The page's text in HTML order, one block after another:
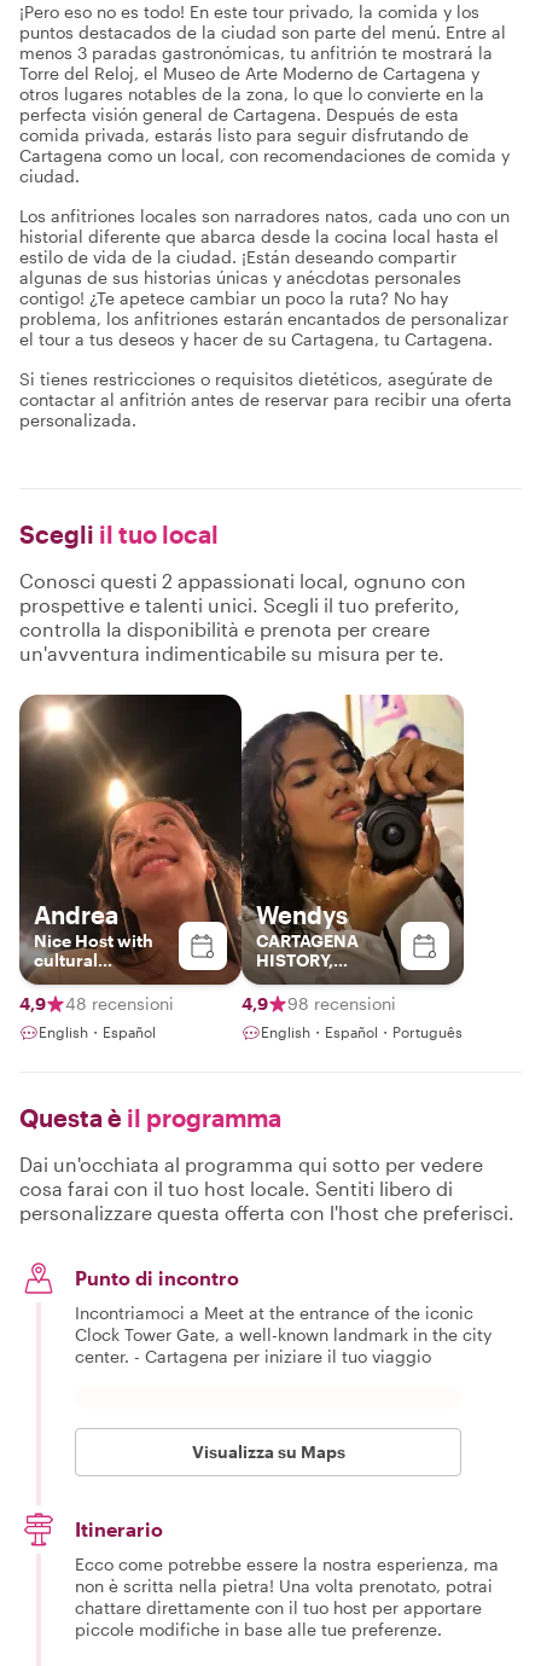
¡Pero eso no es todo! En este tour privado, la comida y los
puntos destacados de la ciudad son parte del menú. Entre al
menos 3 paradas gastronómicas, tu anfitrión te mostrará la
Torre del Reloj, el Museo de Arte Moderno de Cartagena y
otros lugares notables de la zona, lo que lo convierte en la
perfecta visión general de Cartagena. Después de esta
comida privada, estarás listo para seguir disfrutando de
Cartagena como un local, con recomendaciones de comida y
ciudad.
Los anfitriones locales son narradores natos, cada uno con un
historial diferente que abarca desde la cocina local hasta el
estilo de vida de la ciudad. ¡Están deseando compartir
algunas de sus historias únicas y anécdotas personales
contigo! ¿Te apetece cambiar un poco la ruta? No hay
problema, los anfitriones estarán encantados de personalizar
el tour a tus deseos y hacer de su Cartagena, tu Cartagena.
Si tienes restricciones o requisitos dietéticos, asegúrate de
contactar al anfitrión antes de reservar para recibir una oferta
personalizada.
Scegli il tuo local
Conosci questi 2 appassionati local, ognuno con
prospettive e talenti unici. Scegli il tuo preferito,
controlla la disponibilità e prenota per creare
un'avventura indimenticabile su misura per te.
Andrea
Nice Host with
cultural
background and
best spots in
Colombia
4,9 48 recensioni
English・Español
Wendys
CARTAGENA
HISTORY,
CULTURE AND
GASTRONOMY!!
4,9 98 recensioni
English・Español・Português
Questa è il programma
Dai un'occhiata al programma qui sotto per vedere
cosa farai con il tuo host locale. Sentiti libero di
personalizzare questa offerta con l'host che preferisci.
Punto di incontro
Incontriamoci a Meet at the entrance of the iconic
Clock Tower Gate, a well-known landmark in the city
center. - Cartagena per iniziare il tuo viaggio
Visualizza su Maps
Itinerario
Ecco come potrebbe essere la nostra esperienza, ma
non è scritta nella pietra! Una volta prenotato, potrai
chattare direttamente con il tuo host per apportare
piccole modifiche in base alle tue preferenze.